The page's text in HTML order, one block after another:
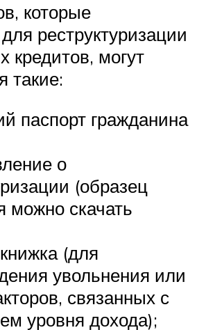
которые
реструктуризации
кредитов, могут
такие:
паспорт гражданина
о
(образец
можно скачать
(для
увольнения или
связанных с
уровня дохода);